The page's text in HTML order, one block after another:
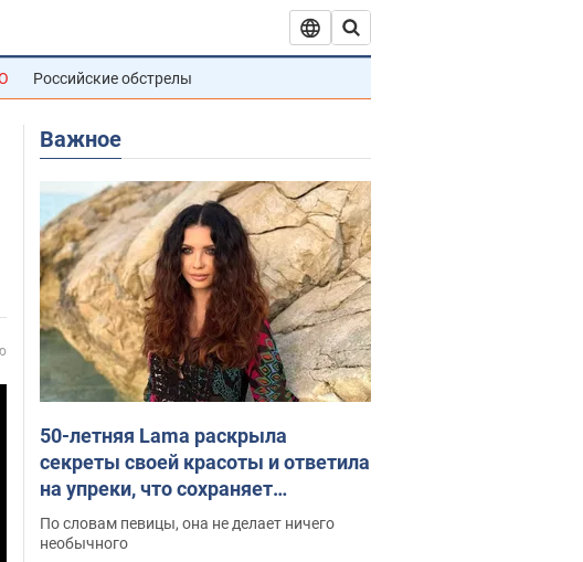
Российские обстрелы
Важное
50-летняя Lama раскрыла
секреты своей красоты и ответила
на упреки, что сохраняет
молодость, ведь у нее нет детей
По словам певицы, она не делает ничего
необычного